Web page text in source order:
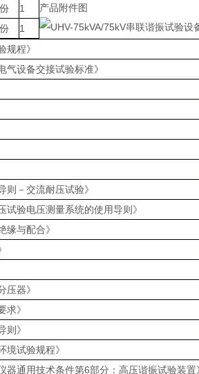
份
1
份 1
规程》
气设备交接试验标准》
则－交流耐压试验》
试验电压测量系统的使用导则》
缘与配合》
压器》
求》
则》
境试验规程》
器通用技术条件第6部分：高压谐振试验装置
产品附件图